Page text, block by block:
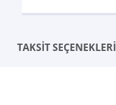
TAKSİT SEÇENEKLERİ